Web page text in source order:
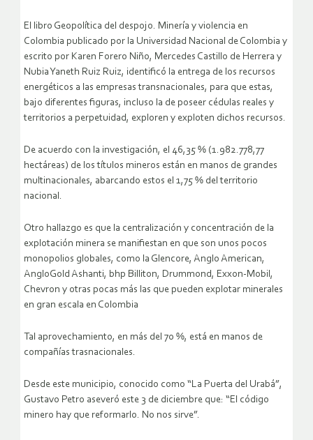
El libro Geopolítica del despojo. Minería y violencia en
Colombia publicado por la Universidad Nacional de Colombia y
escrito por Karen Forero Niño, Mercedes Castillo de Herrera y
Nubia Yaneth Ruiz Ruiz, identificó la entrega de los recursos
energéticos a las empresas transnacionales, para que estas,
bajo diferentes figuras, incluso la de poseer cédulas reales y
territorios a perpetuidad, exploren y exploten dichos recursos.
De acuerdo con la investigación, el 46,35 % (1.982.778,77
hectáreas) de los títulos mineros están en manos de grandes
multinacionales, abarcando estos el 1,75 % del territorio
nacional.
Otro hallazgo es que la centralización y concentración de la
explotación minera se manifiestan en que son unos pocos
monopolios globales, como la Glencore, Anglo American,
AngloGold Ashanti, bhp Billiton, Drummond, Exxon-Mobil,
Chevron y otras pocas más las que pueden explotar minerales
en gran escala en Colombia
Tal aprovechamiento, en más del 70 %, está en manos de
compañías trasnacionales.
Desde este municipio, conocido como “La Puerta del Urabá”,
Gustavo Petro aseveró este 3 de diciembre que: “El código
minero hay que reformarlo. No nos sirve”.